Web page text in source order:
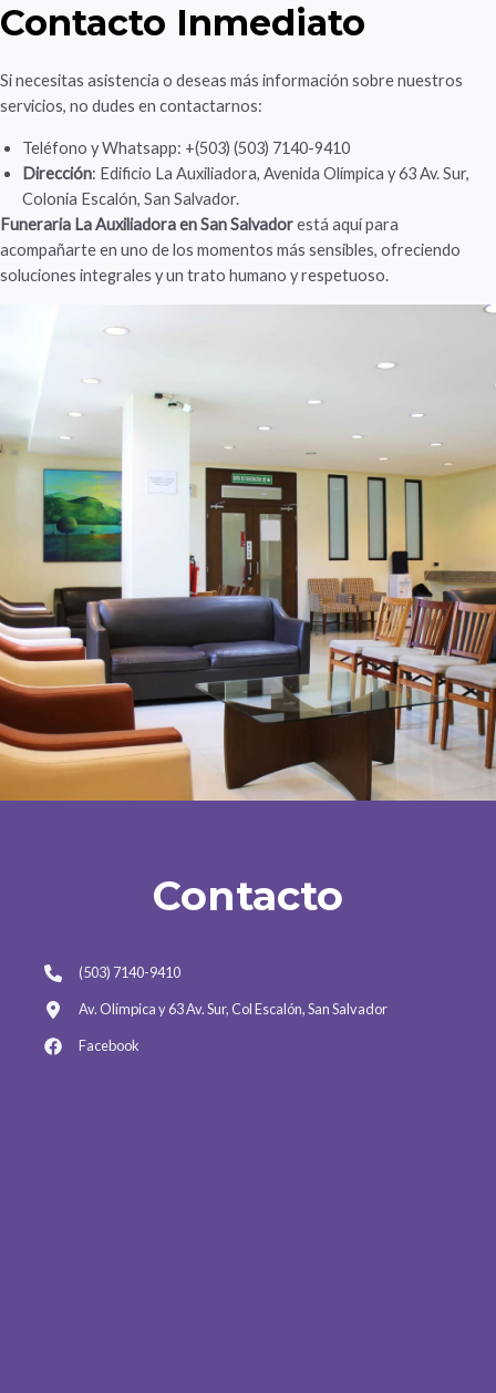
Contacto Inmediato
Si necesitas asistencia o deseas más información sobre nuestros
servicios, no dudes en contactarnos:
Teléfono y Whatsapp: +(503) (503) 7140-9410
Dirección: Edificio La Auxiliadora, Avenida Olímpica y 63 Av. Sur,
Colonia Escalón, San Salvador.
Funeraria La Auxiliadora en San Salvadorestá aquí para
acompañarte en uno de los momentos más sensibles, ofreciendo
soluciones integrales y un trato humano y respetuoso.
Contacto
(503) 7140-9410
Av. Olímpica y 63 Av. Sur, Col Escalón, San Salvador
Facebook